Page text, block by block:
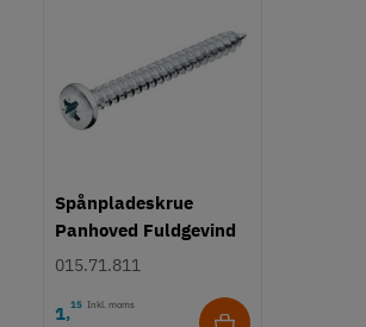
Spånpladeskrue
Panhoved Fuldgevind
Ø4,0 - PZ2
015.71.811
1,15 Inkl. moms